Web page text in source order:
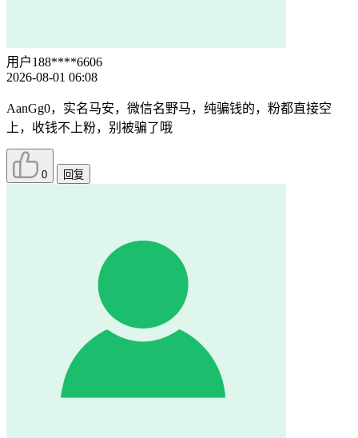
用户188****6606
2026-08-01 06:08
AanGg0，实名马安，微信名野马，纯骗钱的，粉都直接空
上，收钱不上粉，别被骗了哦
0 回复